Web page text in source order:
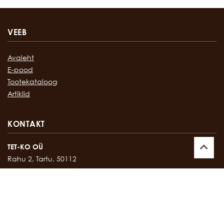
VEEB
Avaleht
E-pood
Tootekataloog
Artiklid
KONTAKT
TET-KO OÜ
Rahu 2, Tartu, 50112
Kontor:747 17 35